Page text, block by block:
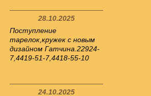
28.10.2025
Поступление
тарелок,кружек с новым
дизайном Гатчина.22924-
7,4419-51-7,4418-55-10
24.10.2025